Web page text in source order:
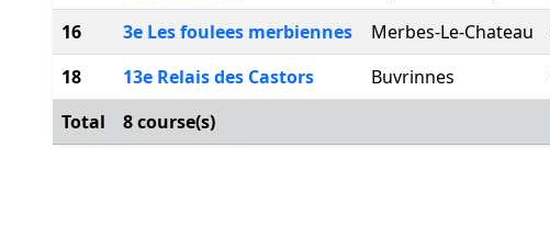
16 3e Les foulees merbiennes Merbes-Le-Chateau
18
13e Relais des Castors Buvrinnes
Total 8 course(s)